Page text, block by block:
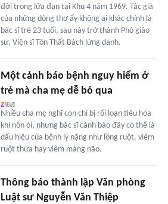
đời trong lửa đạn tại Khu 4 năm 1969. Tác giả
của những dòng thơ ấy không ai khác chính là
bác sĩ trẻ 23 tuổi, sau này trở thành Phó giáo
sư, Viện sĩ Tôn Thất Bách lừng danh.
Một cảnh báo bệnh nguy hiểm ở
trẻ mà cha mẹ dễ bỏ qua
Nhiều cha mẹ nghĩ con chỉ bị rối loạn tiêu hóa
khi nôn ói, nhưng bác sĩ cảnh báo đây có thể là
dấu hiệu của bệnh lý nặng như lồng ruột, viêm
ruột thừa hay viêm màng não.
Thông báo thành lập Văn phòng
Luật sư Nguyễn Văn Thiệp